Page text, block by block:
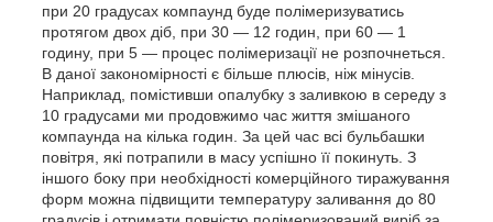
при 20 градусах компаунд буде полімеризуватись
протягом двох діб, при 30 ― 12 годин, при 60 ― 1
годину, при 5 ― процес полімеризації не розпочнеться.
В даної закономірності є більше плюсів, ніж мінусів.
Наприклад, помістивши опалубку з заливкою в середу з
10 градусами ми продовжимо час життя змішаного
компаунда на кілька годин. За цей час всі бульбашки
повітря, які потрапили в масу успішно її покинуть. З
іншого боку при необхідності комерційного тиражування
форм можна підвищити температуру заливання до 80